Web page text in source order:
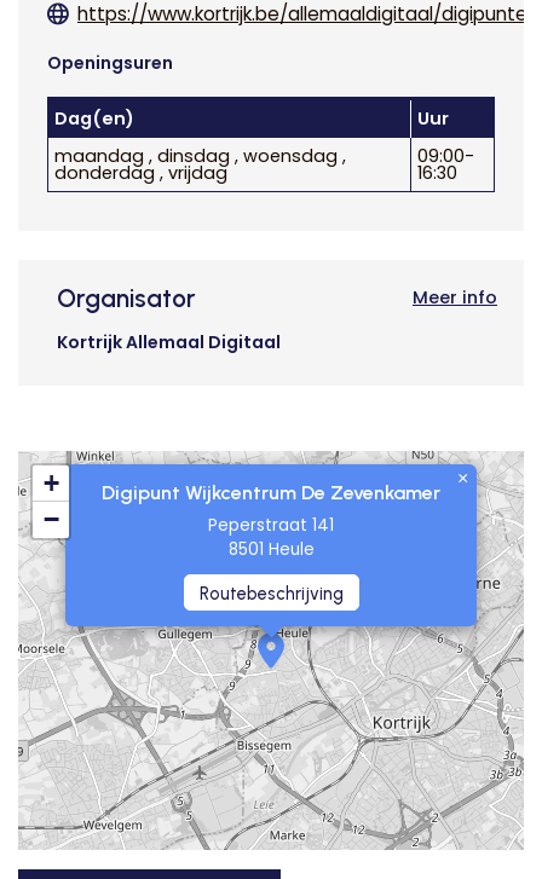
https://www.kortrijk.be/allemaaldigitaal/digipunten
Openingsuren
Dag(en)
Uur
maandag , dinsdag , woensdag ,
donderdag , vrijdag
09:00-
16:30
Organisator
Kortrijk Allemaal Digitaal
Meer info
Digipunt Wijkcentrum De Zevenkamer
Peperstraat 141
8501 Heule
Routebeschrijving
×
+
−